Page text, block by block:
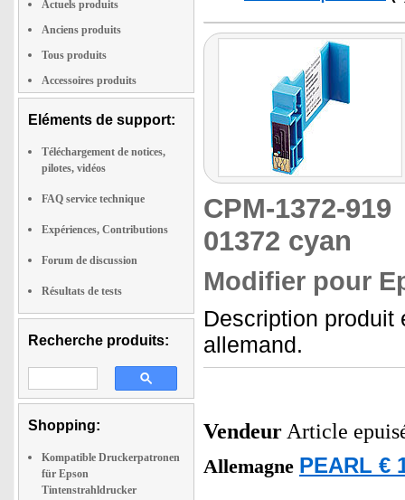
Actuels produits
Anciens produits
Tous produits
Accessoires produits
Eléments de support:
Téléchargement de notices,
pilotes, vidéos
FAQ service technique
Expériences, Contributions
Forum de discussion
Résultats de tests
Recherche produits:
Shopping:
Kompatible Druckerpatronen
für Epson
Tintenstrahldrucker
CPM-1372-
01372 cyan
Modifier pour
Description produit
allemand.
Vendeur Article
Allemagne PEARL €